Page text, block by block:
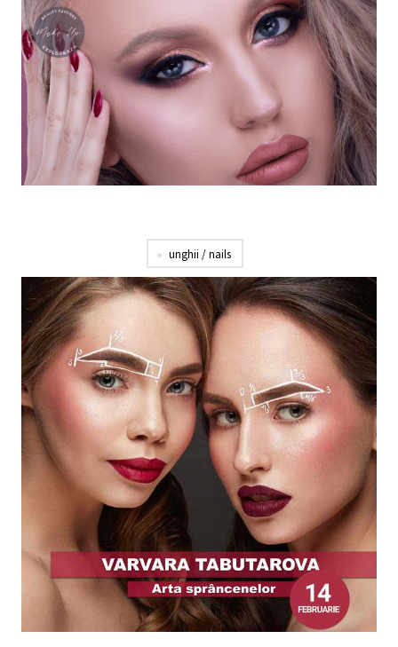
unghii / nails